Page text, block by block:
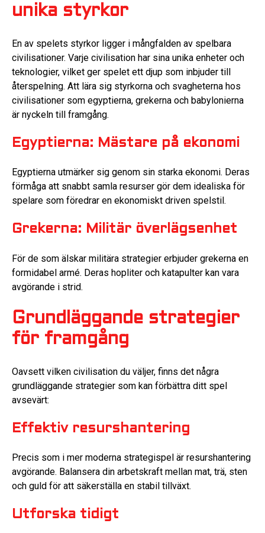
unika styrkor
En av spelets styrkor ligger i mångfalden av spelbara
civilisationer. Varje civilisation har sina unika enheter och
teknologier, vilket ger spelet ett djup som inbjuder till
återspelning. Att lära sig styrkorna och svagheterna hos
civilisationer som egyptierna, grekerna och babylonierna
är nyckeln till framgång.
Egyptierna: Mästare på ekonomi
Egyptierna utmärker sig genom sin starka ekonomi. Deras
förmåga att snabbt samla resurser gör dem idealiska för
spelare som föredrar en ekonomiskt driven spelstil.
Grekerna: Militär överlägsenhet
För de som älskar militära strategier erbjuder grekerna en
formidabel armé. Deras hopliter och katapulter kan vara
avgörande i strid.
Grundläggande strategier
för framgång
Oavsett vilken civilisation du väljer, finns det några
grundläggande strategier som kan förbättra ditt spel
avsevärt:
Effektiv resurshantering
Precis som i mer moderna strategispel är resurshantering
avgörande. Balansera din arbetskraft mellan mat, trä, sten
och guld för att säkerställa en stabil tillväxt.
Utforska tidigt